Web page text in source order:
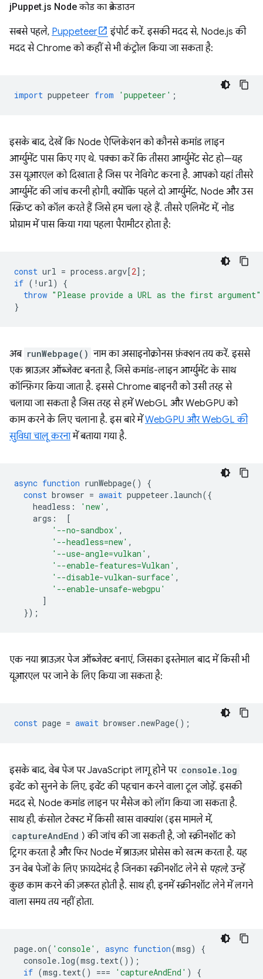
jPuppet.js Node कोड का ब्रेकडाउन
सबसे पहले, Puppeteer
इंपोर्ट करें. इसकी मदद से, Node.js की
मदद से Chrome को कहीं से भी कंट्रोल किया जा सकता है:
import puppeteer from 'puppeteer' ;
इसके बाद, देखें कि Node ऐप्लिकेशन को कौनसे कमांड लाइन
आर्ग्युमेंट पास किए गए थे. पक्का करें कि तीसरा आर्ग्युमेंट सेट हो—यह
उस यूआरएल को दिखाता है जिस पर नेविगेट करना है. आपको यहां तीसरे
आर्ग्युमेंट की जांच करनी होगी, क्योंकि पहले दो आर्ग्युमेंट, Node और उस
स्क्रिप्ट को कॉल करते हैं जिसे हम चला रहे हैं. तीसरे एलिमेंट में, नोड
प्रोग्राम में पास किया गया पहला पैरामीटर होता है:
const url = process .argv[2];
if ( ! url )
{
throw "Please provide a URL as the first argument"
}
अब runWebpage() नाम का असाइनोक्रोनस फ़ंक्शन तय करें. इससे
एक ब्राउज़र ऑब्जेक्ट बनता है, जिसे कमांड-लाइन आर्ग्युमेंट के साथ
कॉन्फ़िगर किया जाता है. इससे Chrome बाइनरी को उसी तरह से
चलाया जा सकता है जिस तरह से हमें WebGL और WebGPU को
काम करने के लिए चलाना है. इस बारे मेंWebGPU और WebGL की
सुविधा चालू करनामें बताया गया है.
async function runWebpage()
{
const browser = await puppeteer . launch({
headless : 'new' ,
args :
[
'--no-sandbox' ,
'--headless=new' ,
'--use-angle=vulkan' ,
'--enable-features=Vulkan' ,
'--disable-vulkan-surface' ,
'--enable-unsafe-webgpu'
]
});
एक नया ब्राउज़र पेज ऑब्जेक्ट बनाएं, जिसका इस्तेमाल बाद में किसी भी
यूआरएल पर जाने के लिए किया जा सकता है:
const page = await browser .newPage();
इसके बाद, वेब पेज पर JavaScript लागू होने पर console.log
इवेंट को सुनने के लिए, इवेंट की पहचान करने वाला टूल जोड़ें. इसकी
मदद से, Node कमांड लाइन पर मैसेज को लॉग किया जा सकता है.
साथ ही, कंसोल टेक्स्ट में किसी खास वाक्यांश (इस मामले में,
captureAndEnd ) की जांच की जा सकती है, जो स्क्रीनशॉट को
ट्रिगर करता है और फिर Node में ब्राउज़र प्रोसेस को खत्म करता है. यह
उन वेब पेजों के लिए फ़ायदेमंद है जिनका स्क्रीनशॉट लेने से पहले, उन्हें
कुछ काम करने की ज़रूरत होती है. साथ ही, इनमें स्क्रीनशॉट लेने में लगने
वाला समय तय नहीं होता.
page.on( 'console' , async function(msg)
{
console. log(msg . text());
if (msg . text() === 'captureAndEnd' )
{